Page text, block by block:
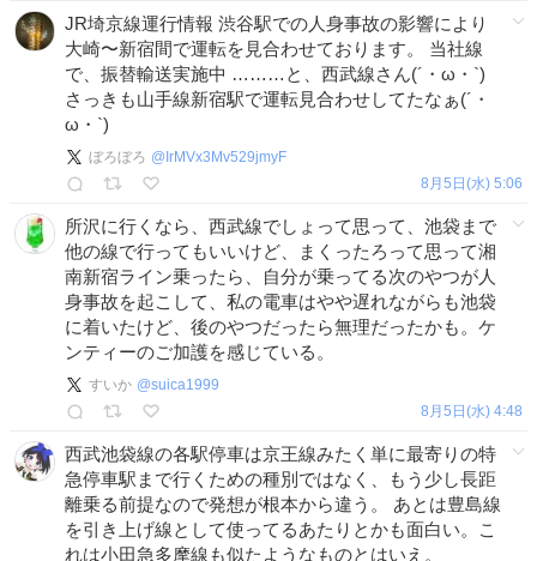
JR埼京線運行情報 渋谷駅での人身事故の影響により
大崎〜新宿間で運転を見合わせております。 当社線
で、振替輸送実施中 ………と、西武線さん(´・ω・`)
さっきも山手線新宿駅で運転見合わせしてたなぁ(´・
ω・`)
ぼろぼろ @ IrMVx3Mv529jmyF
8月5日(水) 5:06
所沢に行くなら、西武線でしょって思って、池袋まで
他の線で行ってもいいけど、まくったろって思って湘
南新宿ライン乗ったら、自分が乗ってる次のやつが人
身事故を起こして、私の電車はやや遅れながらも池袋
に着いたけど、後のやつだったら無理だったかも。ケ
ンティーのご加護を感じている。
すいか @suica1999
8月5日(水) 4:48
西武池袋線の各駅停車は京王線みたく単に最寄りの特
急停車駅まで行くための種別ではなく、もう少し長距
離乗る前提なので発想が根本から違う。 あとは豊島線
を引き上げ線として使ってるあたりとかも面白い。こ
れは小田急多摩線も似たようなものとはいえ。